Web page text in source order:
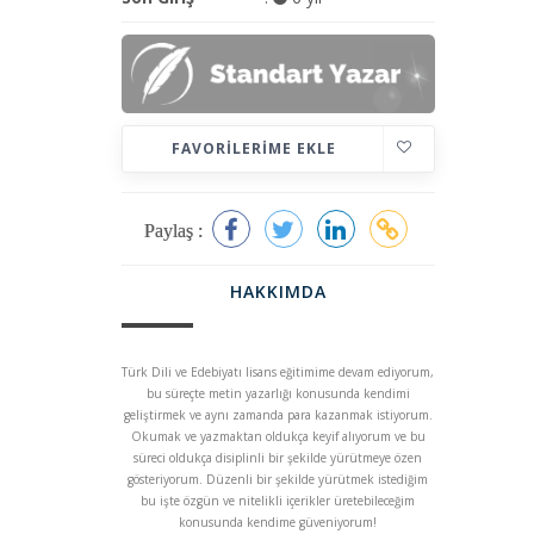
FAVORILERIME EKLE
Paylaş :
HAKKIMDA
Türk Dili ve Edebiyatı lisans eğitimime devam ediyorum,
bu süreçte metin yazarlığı konusunda kendimi
geliştirmek ve aynı zamanda para kazanmak istiyorum.
Okumak ve yazmaktan oldukça keyif alıyorum ve bu
süreci oldukça disiplinli bir şekilde yürütmeye özen
gösteriyorum. Düzenli bir şekilde yürütmek istediğim
bu işte özgün ve nitelikli içerikler üretebileceğim
konusunda kendime güveniyorum!